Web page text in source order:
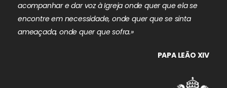
acompanhar e dar voz à Igreja onde quer que ela se
encontre em necessidade, onde quer que se sinta
ameaçada, onde quer que sofra.»
PAPA LEÃO XIV